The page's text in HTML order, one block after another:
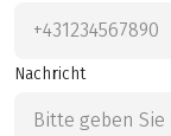
Nachricht